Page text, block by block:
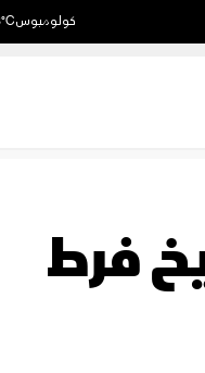
كولومبوس
فرط